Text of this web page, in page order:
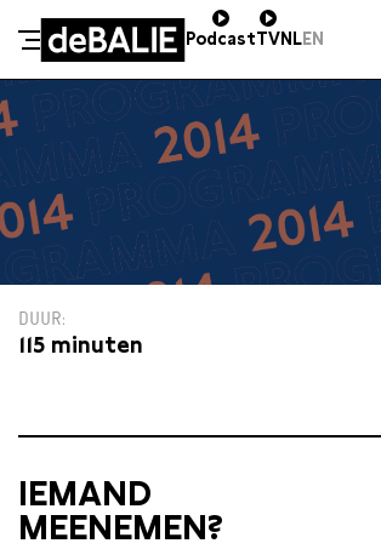
Meteen naar de content
De Balie
PodcastTVNLEN
DUUR
115 minuten
IEMAND
MEENEMEN?